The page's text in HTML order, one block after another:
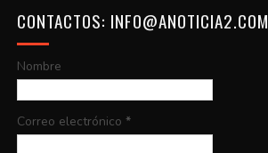
CONTACTOS: INFO@ANOTICIA2.COM
Nombre
Correo electrónico *